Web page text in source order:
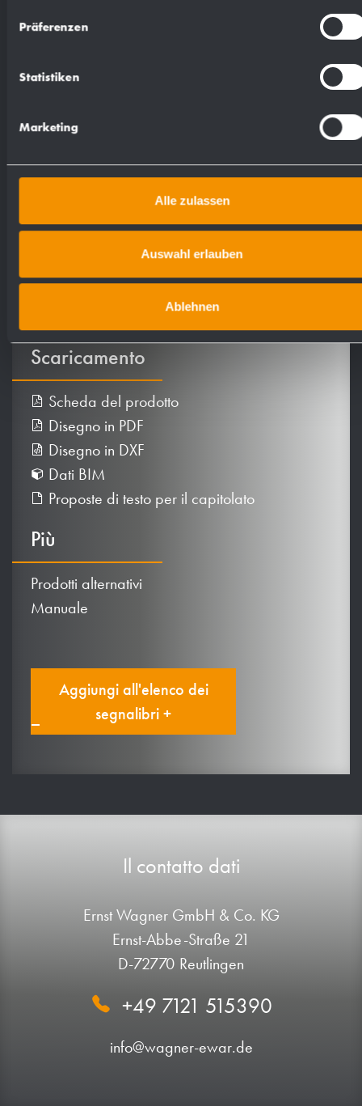
Präferenzen
Statistiken
Marketing
Alle zulassen
Auswahl erlauben
Ablehnen
per il montaggio esterno. Due fissaggi nascosti
antifurto da parete. Consegna incluso materiale
di montaggio.
Dimensioni 300 x 58 x 40 mm.
Art. n. AC230
Scaricamento
Scheda del prodotto
Disegno in PDF
Disegno in DXF
Dati BIM
Proposte di testo per il capitolato
Più
Prodotti alternativi
Manuale
Aggiungi all'elenco dei
segnalibri +
Il contatto dati
Ernst Wagner GmbH & Co. KG
Ernst-Abbe-Straße 21
D-72770 Reutlingen
+49 7121 515390
info@wagner-ewar.de